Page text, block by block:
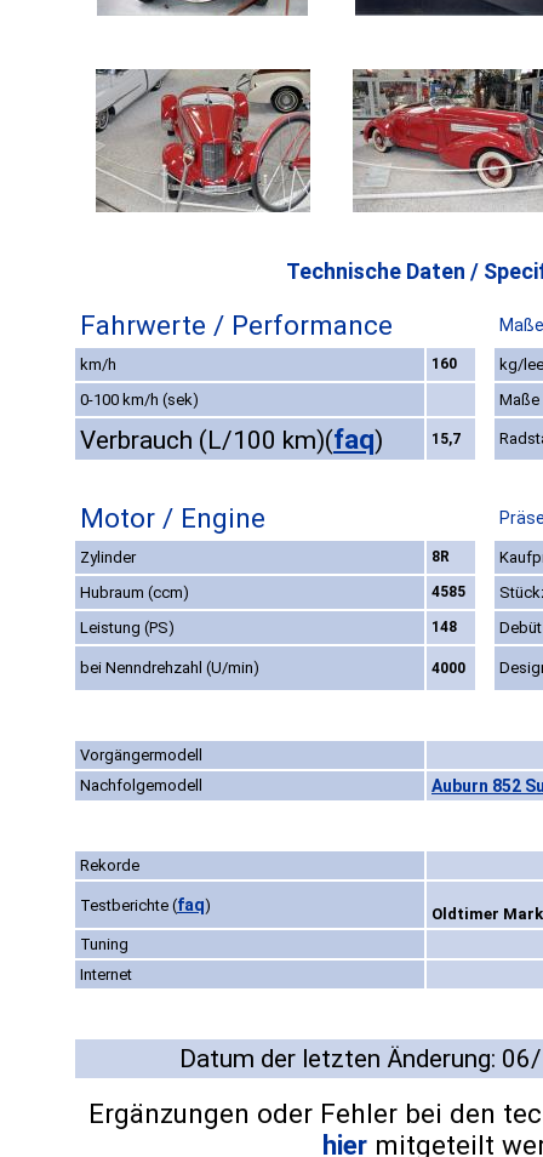
Technische Daten /
Fahrwerte / Performance
km/h 160
kg/
0-100 km/h (sek)
Maße
Verbrauch (L/100 km)(faq) 15,7
Motor / Engine
Zylinder 8R
Hubraum (ccm)
4585
Leistung (PS)
148 Debüt
bei Nenndrehzahl (U/min) 4000
Vorgängermodell
Nachfolgemodell
Auburn 852
Rekorde
Testberichte (faq)
Oldtimer
Tuning
Internet
Datum der letzten Änderung:
Ergänzungen oder Fehler bei den
hiermitgeteilt